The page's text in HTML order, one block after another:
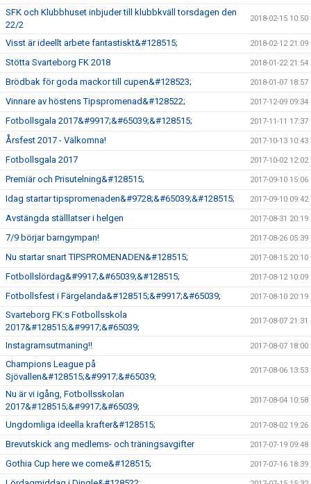
SFK och Klubbhuset inbjuder till klubbkväll torsdagen den
22/2
2018-02-15 10:50
Visst är ideellt arbete fantastiskt&#128515; 2018-02-12 21:09
Stötta Svarteborg FK 2018 2018-01-22 21:54
Brödbak för goda mackor till cupen&#128523; 2018-01-07 18:57
Vinnare av höstens Tipspromenad&#128522; 2017-12-09 09:34
Fotbollsgala 2017&#9917;&#65039;&#128515; 2017-11-11 17:37
Årsfest 2017 - Välkomna! 2017-10-13 10:43
Fotbollsgala 2017 2017-10-02 12:02
Premiär och Prisutelning&#128515; 2017-09-10 15:06
Idag startar tipspromenaden&#9728;&#65039;&#128515; 2017-09-10 09:42
Avstängda ställlatser i helgen 2017-08-31 20:19
7/9 börjar barngympan! 2017-08-26 05:39
Nu startar snart TIPSPROMENADEN&#128515; 2017-08-15 20:10
Fotbollslördag&#9917;&#65039;&#128515; 2017-08-12 10:09
Fotbollsfest i Färgelanda&#128515;&#9917;&#65039; 2017-08-10 20:19
Svarteborg FK:s Fotbollsskola
2017&#128515;&#9917;&#65039;
2017-08-07 21:31
Instagramsutmaning!! 2017-08-07 18:00
Champions League på
Sjövallen&#128515;&#9917;&#65039;
2017-08-06 13:53
Nu är vi igång, Fotbollsskolan
2017&#128515;&#9917;&#65039;
2017-08-04 10:58
Ungdomliga ideella krafter&#128515; 2017-08-02 19:26
Brevutskick ang medlems- och träningsavgifter 2017-07-19 09:48
Gothia Cup here we come&#128515; 2017-07-16 18:39